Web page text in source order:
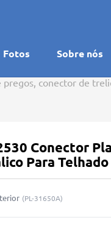
Fotos Sobre nós
pregos, conector de
Conector
Para
(PL-31650A)